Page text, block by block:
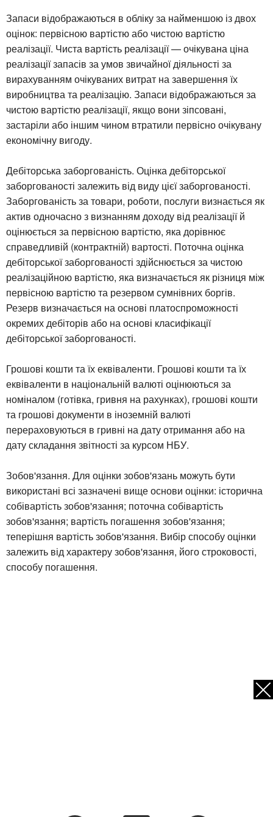
Запаси відображаються в обліку за найменшою із двох
оцінок: первісною вартістю або чистою вартістю
реалізації. Чиста вартість реалізації — очікувана ціна
реалізації запасів за умов звичайної діяльності за
вирахуванням очікуваних витрат на завершення їх
виробництва та реалізацію. Запаси відображаються за
чистою вартістю реалізації, якщо вони зіпсовані,
застаріли або іншим чином втратили первісно очікувану
економічну вигоду.
Дебіторська заборгованість. Оцінка дебіторської
заборгованості залежить від виду цієї заборгованості.
Заборгованість за товари, роботи, послуги визнається як
актив одночасно з визнанням доходу від реалізації й
оцінюється за первісною вартістю, яка дорівнює
справедливій (контрактній) вартості. Поточна оцінка
дебіторської заборгованості здійснюється за чистою
реалізаційною вартістю, яка визначається як різниця між
первісною вартістю та резервом сумнівних боргів.
Резерв визначається на основі платоспроможності
окремих дебіторів або на основі класифікації
дебіторської заборгованості.
Грошові кошти та їх еквіваленти. Грошові кошти та їх
еквіваленти в національній валюті оцінюються за
номіналом (готівка, гривня на рахунках), грошові кошти
та грошові документи в іноземній валюті
перераховуються в гривні на дату отримання або на
дату складання звітності за курсом НБУ.
Зобов'язання. Для оцінки зобов'язань можуть бути
використані всі зазначені вище основи оцінки: історична
собівартість зобов'язання; поточна собівартість
зобов'язання; вартість погашення зобов'язання;
теперішня вартість зобов'язання. Вибір способу оцінки
залежить від характеру зобов'язання, його строковості,
способу погашення.